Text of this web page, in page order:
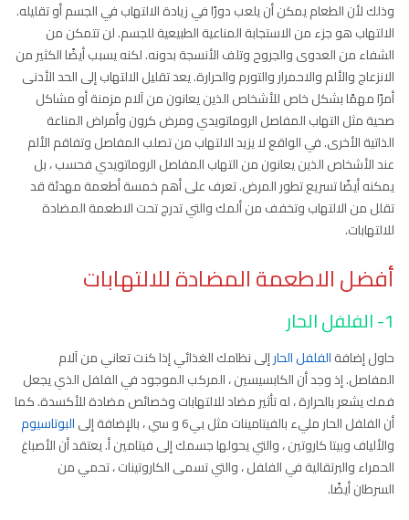
وذلك لأن الطعام يمكن أن يلعب دورًا في زيادة الالتهاب في الجسم أو تقليله.
الالتهاب هو جزء من الاستجابة المناعية الطبيعية للجسم. لن تتمكن من
الشفاء من العدوى والجروح وتلف الأنسجة بدونه. لكنه يسبب أيضًا الكثير من
الانزعاج والألم والاحمرار والتورم والحرارة. يعد تقليل الالتهاب إلى الحد الأدنى
أمرًا مهمًا بشكل خاص للأشخاص الذين يعانون من آلام مزمنة أو مشاكل
صحية مثل التهاب المفاصل الروماتويدي ومرض كرون وأمراض المناعة
الذاتية الأخرى. في الواقع لا يزيد الالتهاب من تصلب المفاصل وتفاقم الألم
عند الأشخاص الذين يعانون من التهاب المفاصل الروماتويدي فحسب ، بل
يمكنه أيضًا تسريع تطور المرض. تعرف على أهم خمسة أطعمة مهدئة قد
تقلل من الالتهاب وتخفف من ألمك والتي تدرج تحت الاطعمة المضادة
للالتهابات.
أفضل الاطعمة المضادة للالتهابات
1- الفلفل الحار
حاول إضافةالفلفل الحارإلى نظامك الغذائي إذا كنت تعاني من آلام
المفاصل. إذ وجد أن الكابسيسين ، المركب الموجود في الفلفل الذي يجعل
فمك يشعر بالحرارة ، له تأثير مضاد للالتهابات وخصائص مضادة للأكسدة. كما
أن الفلفل الحار مليء بالفيتامينات مثل بي6 و سي ، بالإضافة إلى
البوتاسيوم
والألياف وبيتا كاروتين ، والتي يحولها جسمك إلى فيتامين أ. يعتقد أن الأصباغ
الحمراء والبرتقالية في الفلفل ، والتي تسمى الكاروتينات ، تحمي من
السرطان أيضًا.